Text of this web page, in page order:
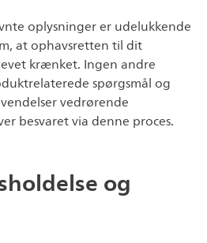
oplysninger er udelukkende
at ophavsretten til dit
krænket. Ingen andre
spørgsmål og
vedrørende
besvaret via denne proces.
og